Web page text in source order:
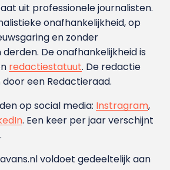
uit professionele journalisten.
onafhankelijkheid, op
en zonder
De onafhankelijkheid is
redactiestatuut. De redactie
een Redactieraad.
op social media: Instragram,
. Een keer per jaar verschijnt
voldoet gedeeltelijk aan